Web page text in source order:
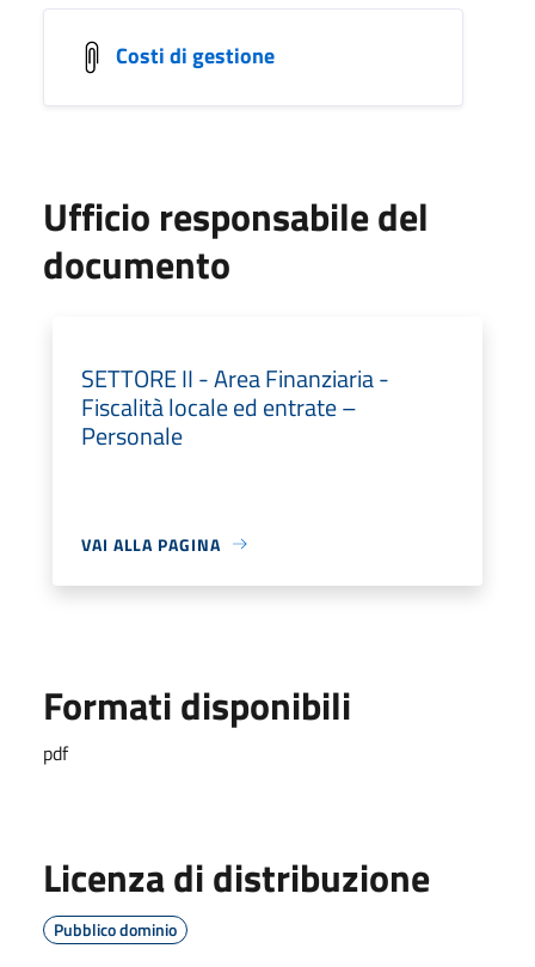
Costi di gestione
Ufficio responsabile del
documento
SETTORE II - Area Finanziaria -
Fiscalità locale ed entrate –
Personale
VAI ALLA PAGINA
Formati disponibili
pdf
Licenza di distribuzione
Pubblico dominio